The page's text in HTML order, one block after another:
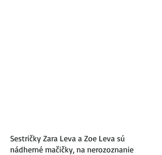
Sestričky Zara Leva a Zoe Leva sú
nádherné mačičky, na nerozoznanie